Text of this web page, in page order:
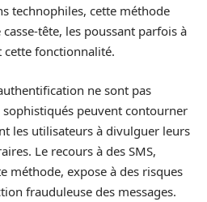
technophiles, cette méthode
tête, les poussant parfois à
fonctionnalité.
ne sont pas
sophistiqués peuvent contourner
les utilisateurs à divulguer leurs
Le recours à des SMS,
méthode, expose à des risques
frauduleuse des messages.